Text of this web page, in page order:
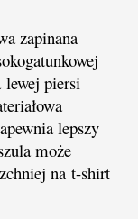
zapinana
lewej piersi
lepszy
może
na t-shirt